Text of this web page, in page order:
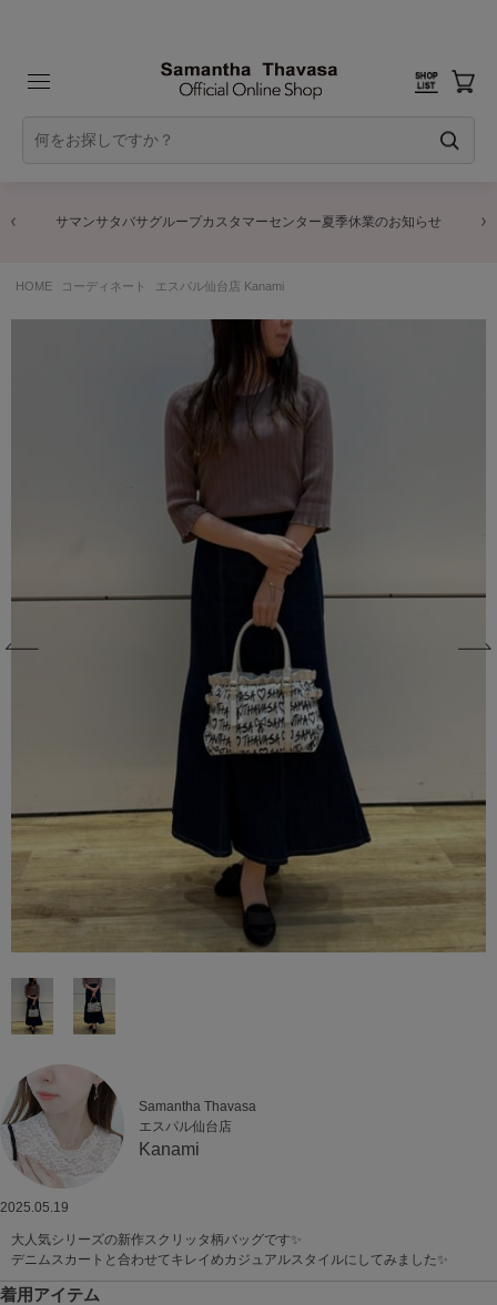
サマンサタバサグループカスタマーセンター夏季休業のお知らせ
HOME コーディネート エスパル仙台店 Kanami
Samantha Thavasa
エスパル仙台店
Kanami
2025.05.19
大人気シリーズの新作スクリッタ柄バッグです✨
デニムスカートと合わせてキレイめカジュアルスタイルにしてみました‎✨
着用アイテム